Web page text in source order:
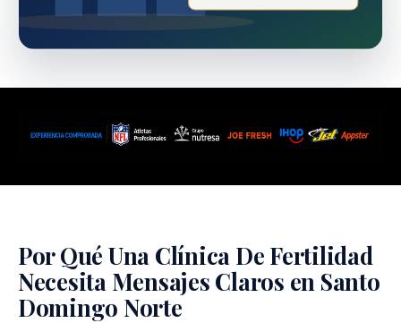
Por Qué Una Clínica De Fertilidad
Necesita Mensajes Claros en Santo
Domingo Norte